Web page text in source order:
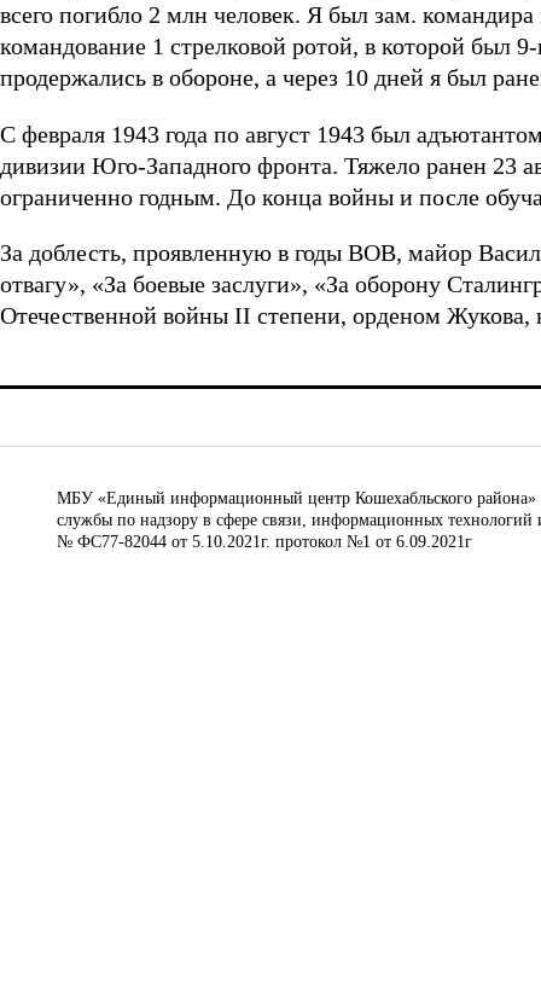
всего погибло 2 млн человек. Я был зам.
командование 1 стрелковой ротой, в которой был
продержались в обороне, а через 10 дней я был
С февраля 1943 года по август 1943 был
дивизии Юго-Западного фронта. Тяжело ранен 23
ограниченно годным. До конца войны и после
За доблесть, проявленную в годы ВОВ, майор
отвагу», «За боевые заслуги», «За оборону
Отечественной войны II степени, орденом
МБУ «Единый информационный центр Кошехабльского района»
службы по надзору в сфере связи, информационных
№ ФС77-82044 от 5.10.2021г. протокол №1 от 6.09.2021г